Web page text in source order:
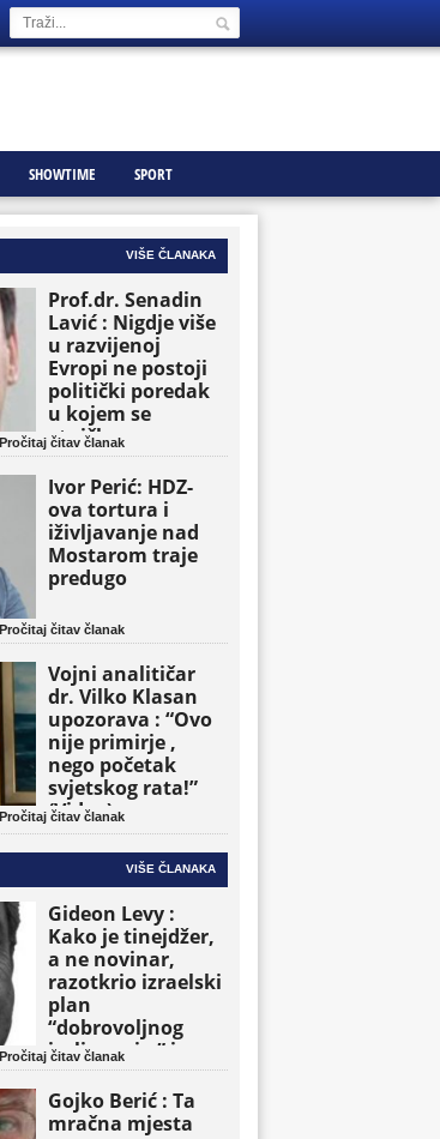
SHOWTIME SPORT
VIŠE ČLANAKA
Prof.dr. Senadin
Lavić : Nigdje više
u razvijenoj
Evropi ne postoji
politički poredak
u kojem se
etničke grupe
pojavljuju kao
osnovne političke
jedinice
Pročitaj čitav članak
Ivor Perić: HDZ-
ova tortura i
iživljavanje nad
Mostarom traje
predugo
Pročitaj čitav članak
Vojni analitičar
dr. Vilko Klasan
upozorava : “Ovo
nije primirje ,
nego početak
svjetskog rata!”
(Video)
Pročitaj čitav članak
VIŠE ČLANAKA
Gideon Levy :
Kako je tinejdžer,
a ne novinar,
razotkrio izraelski
plan
“dobrovoljnog
iseljavanja ” iz
Gaze
Pročitaj čitav članak
Gojko Berić : Ta
mračna mjesta